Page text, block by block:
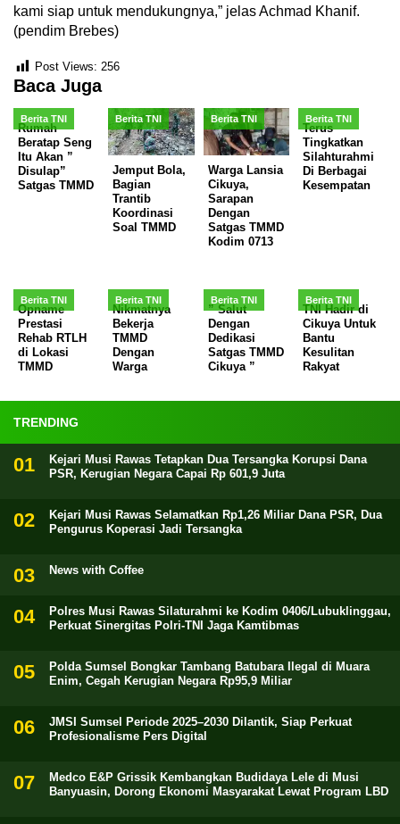
kami siap untuk mendukungnya,” jelas Achmad Khanif.
(pendim Brebes)
Post Views: 256
Baca Juga
Berita TNI
Rumah
Beratap Seng
Itu Akan ”
Disulap”
Satgas TMMD
Berita TNI
Jemput Bola,
Bagian
Trantib
Koordinasi
Soal TMMD
Berita TNI
Warga Lansia
Cikuya,
Sarapan
Dengan
Satgas TMMD
Kodim 0713
Berita TNI
Terus
Tingkatkan
Silahturahmi
Di Berbagai
Kesempatan
Berita TNI
Opname
Prestasi
Rehab RTLH
di Lokasi
TMMD
Berita TNI
Nikmatnya
Bekerja
TMMD
Dengan
Warga
Berita TNI
” Salut
Dengan
Dedikasi
Satgas TMMD
Cikuya ”
Berita TNI
TNI Hadir di
Cikuya Untuk
Bantu
Kesulitan
Rakyat
TRENDING
Kejari Musi Rawas Tetapkan Dua Tersangka Korupsi Dana
PSR, Kerugian Negara Capai Rp 601,9 Juta
Kejari Musi Rawas Selamatkan Rp1,26 Miliar Dana PSR, Dua
Pengurus Koperasi Jadi Tersangka
News with Coffee
Polres Musi Rawas Silaturahmi ke Kodim 0406/Lubuklinggau,
Perkuat Sinergitas Polri-TNI Jaga Kamtibmas
Polda Sumsel Bongkar Tambang Batubara Ilegal di Muara
Enim, Cegah Kerugian Negara Rp95,9 Miliar
JMSI Sumsel Periode 2025–2030 Dilantik, Siap Perkuat
Profesionalisme Pers Digital
Medco E&P Grissik Kembangkan Budidaya Lele di Musi
Banyuasin, Dorong Ekonomi Masyarakat Lewat Program LBD